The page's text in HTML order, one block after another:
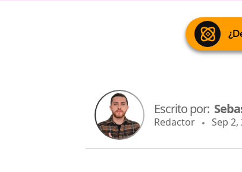
Escrito por:
Redactor Sep 2,